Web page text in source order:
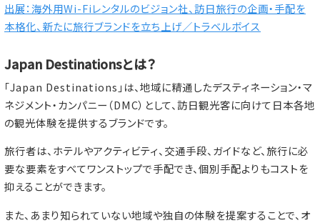
出展：海外用Wi-Fiレンタルのビジョン社、訪日旅行の企画・手配を
本格化、新たに旅行ブランドを立ち上げ／トラベルボイス
Japan Destinationsとは？
「Japan Destinations」は、地域に精通したデスティネーション・マ
ネジメント・カンパニー（DMC）として、訪日観光客に向けて日本各地
の観光体験を提供するブランドです。
旅行者は、ホテルやアクティビティ、交通手段、ガイドなど、旅行に必
要な要素をすべてワンストップで手配でき、個別手配よりもコストを
抑えることができます。
また、あまり知られていない地域や独自の体験を提案することで、オ